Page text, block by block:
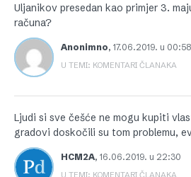
Uljanikov presedan kao primjer 3.
računa?
Anonimno, 17.06.2019. u 00:58
U TEMI: KOMENTARI ČLANAKA
Ljudi si sve češće ne mogu kupiti
gradovi doskočili su tom problemu,
HCM2A, 16.06.2019. u 22:30
U TEMI: KOMENTARI ČLANAKA